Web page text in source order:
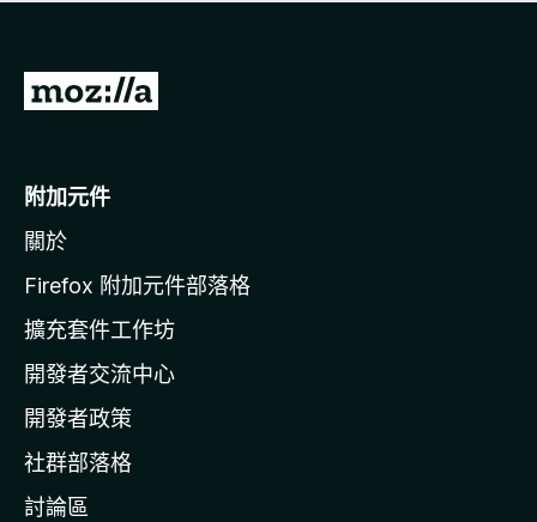
有
前
o
i
l
a
官
網
附加元件
關於
Firefox 附加元件部落格
擴充套件工作坊
開發者交流中心
開發者政策
社群部落格
討論區